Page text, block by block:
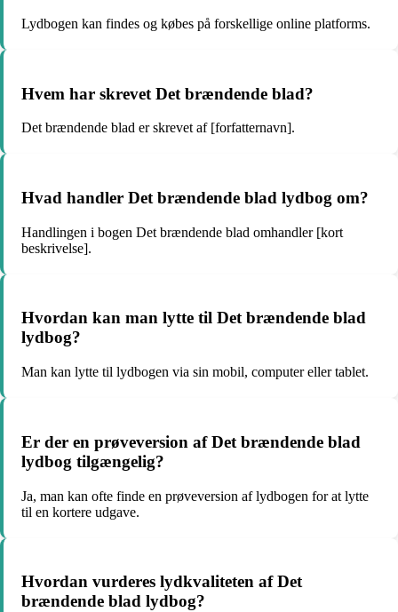
Lydbogen kan findes og købes på forskellige online platforms.
Hvem har skrevet Det brændende blad?
Det brændende blad er skrevet af [forfatternavn].
Hvad handler Det brændende blad lydbog om?
Handlingen i bogen Det brændende blad omhandler [kort
beskrivelse].
Hvordan kan man lytte til Det brændende blad
lydbog?
Man kan lytte til lydbogen via sin mobil, computer eller tablet.
Er der en prøveversion af Det brændende blad
lydbog tilgængelig?
Ja, man kan ofte finde en prøveversion af lydbogen for at lytte
til en kortere udgave.
Hvordan vurderes lydkvaliteten af Det
brændende blad lydbog?